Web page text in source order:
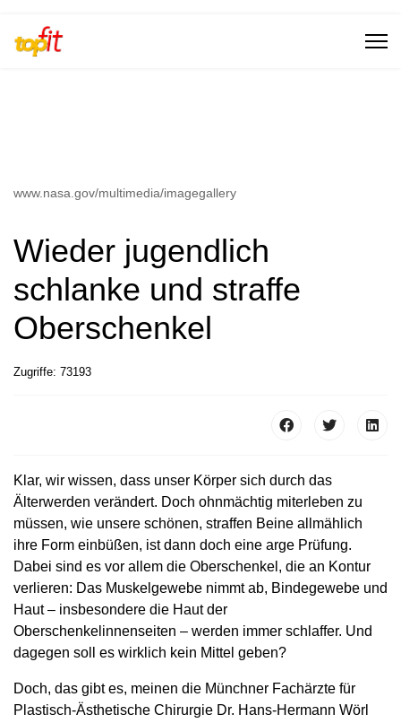
www.nasa.gov/multimedia/imagegallery
Wieder jugendlich
schlanke und straffe
Oberschenkel
Zugriffe: 73193
Klar, wir wissen, dass unser Körper sich durch das
Älterwerden verändert. Doch ohnmächtig miterleben zu
müssen, wie unsere schönen, straffen Beine allmählich
ihre Form einbüßen, ist dann doch eine arge Prüfung.
Dabei sind es vor allem die Oberschenkel, die an Kontur
verlieren: Das Muskelgewebe nimmt ab, Bindegewebe und
Haut – insbesondere die Haut der
Oberschenkelinnenseiten – werden immer schlaffer. Und
dagegen soll es wirklich kein Mittel geben?
Doch, das gibt es, meinen die Münchner Fachärzte für
Plastisch-Ästhetische Chirurgie Dr. Hans-Hermann Wörl